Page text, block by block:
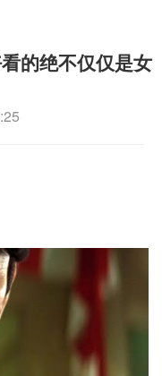
的绝不仅仅是女